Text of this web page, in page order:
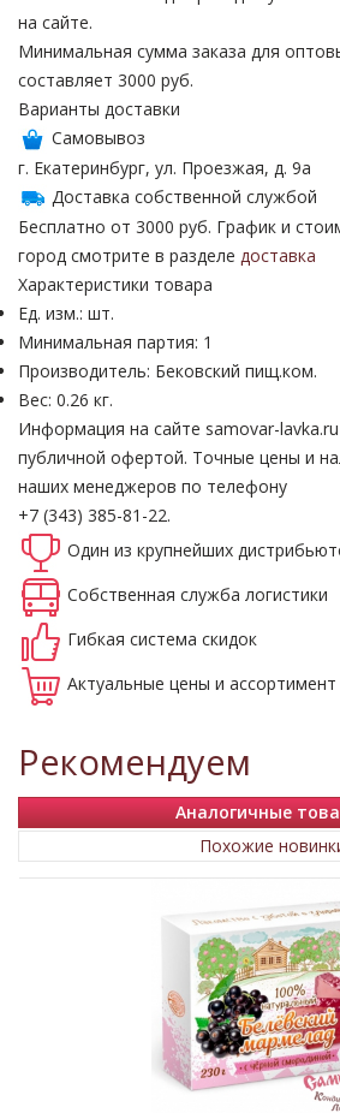
на сайте.
Минимальная сумма заказа для
составляет 3000 руб.
Варианты доставки
Самовывоз
г. Екатеринбург, ул. Проезжая, д. 9а
Доставка собственной службой
Бесплатно от 3000 руб. График и
город смотрите в разделе доставка
Характеристики товара
Ед. изм.: шт.
Минимальная партия: 1
Производитель: Бековский пищ.ком.
Вес: 0.26 кг.
Информация на сайте samovar-
публичной офертой. Точные цены и
наших менеджеров по телефону
+7 (343) 385-81-22.
Один из крупнейших
Собственная служба логистики
Гибкая система скидок
Актуальные цены и ассортимент
Рекомендуем
Аналогичные
Похожие